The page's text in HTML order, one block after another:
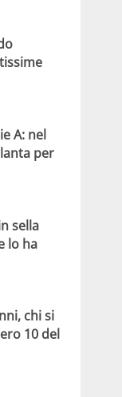
A: nel
per
sella
lo ha
chi si
10 del